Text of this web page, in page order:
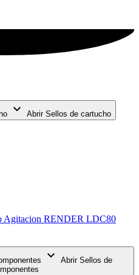
Abrir Sellos de cartucho
Abrir Sellos de